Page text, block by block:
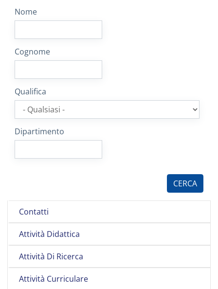
Contatti
Attività Didattica
Attività Di Ricerca
Attività Curriculare
Nome
Cognome
Qualifica
Dipartimento